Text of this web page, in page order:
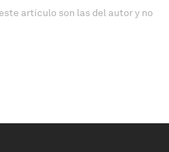
artículo son las del autor y no